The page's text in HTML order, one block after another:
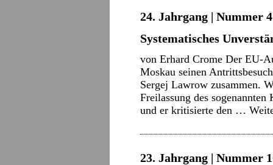
24. Jahrgang | Nummer
Systematisches
von Erhard Crome Der EU-
Moskau seinen
Sergej Lawrow zusammen.
Freilassung des
und er kritisierte den …
23. Jahrgang | Nummer